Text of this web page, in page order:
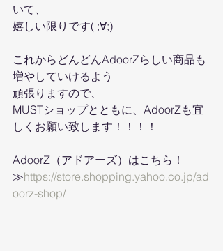
いて、
嬉しい限りです( ;∀;)
これからどんどんAdoorZらしい商品も
増やしていけるよう
頑張りますので、
MUSTショップとともに、AdoorZも宜
しくお願い致します！！！！
AdoorZ（アドアーズ）はこちら！
≫https://store.shopping.yahoo.co.jp/ad
oorz-shop/